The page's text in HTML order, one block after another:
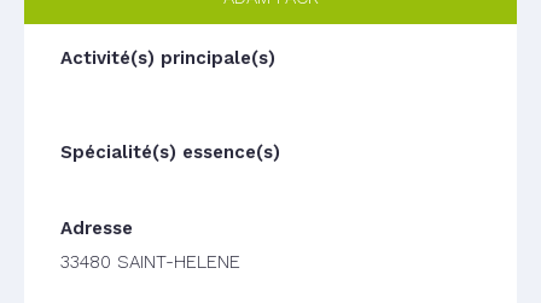
33480 SAINT-HELENE